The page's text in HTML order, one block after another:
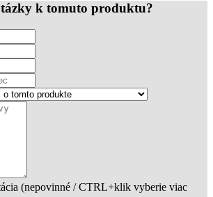
k tomuto produktu?
(nepovinné / CTRL+klik vyberie viac